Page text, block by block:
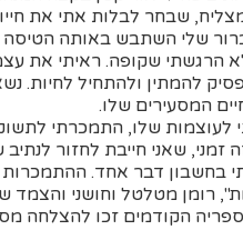
שבחר לבלות אתי את
שלי השתבש באותה
הרגשתי שקופה. ראיתי את
להמתין ולהתחיל לחיות.
המסעירים שלו.
לעוצמות שלו, התמכרתי
זמני, שאני חייבת לחזור לנתיב
בחשבון דבר אחד.
רומן מטלטל וחושני והצמד
הקודמים זכו להצלחה